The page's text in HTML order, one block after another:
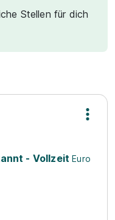
Stellen für dich
- Vollzeit Euro